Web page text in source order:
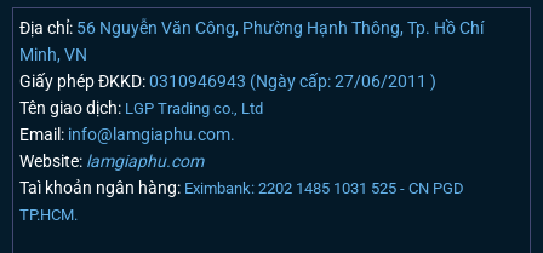
Địa chỉ:56 Nguyễn Văn Công, Phường Hạnh Thông, Tp. Hồ Chí
Minh, VN
Giấy phép ĐKKD:0310946943 (Ngày cấp: 27/06/2011 )
Tên giao dịch: LGP Trading co., Ltd
Email:info@lamgiaphu.com.
Website:lamgiaphu.com
Taì khoản ngân hàng: Eximbank: 2202 1485 1031 525 - CN PGD
TP.HCM.